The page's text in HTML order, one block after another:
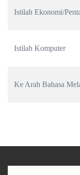
Istilah Ekonomi/
Istilah Komputer
Ke Arah Bahasa